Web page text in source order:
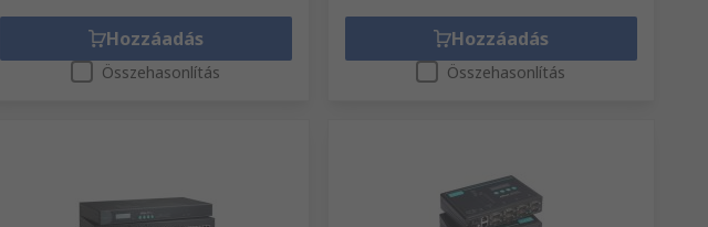
Hozzáadás
Összehasonlítás
Hozzáadás
Összehasonlítás